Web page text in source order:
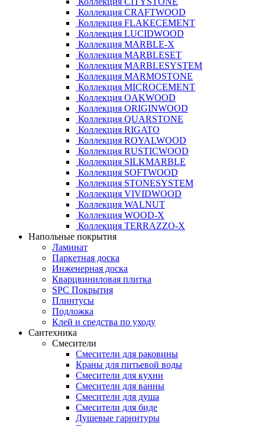
Коллекция CRAFTWOOD
Коллекция FLAKECEMENT
Коллекция LUCIDWOOD
Коллекция MARBLE-X
Коллекция MARBLESET
Коллекция MARBLESYSTEM
Коллекция MARMOSTONE
Коллекция MICROCEMENT
Коллекция OAKWOOD
Коллекция ORIGINWOOD
Коллекция QUARSTONE
Коллекция RIGATO
Коллекция ROYALWOOD
Коллекция RUSTICWOOD
Коллекция SILKMARBLE
Коллекция SOFTWOOD
Коллекция STONESYSTEM
Коллекция VIVIDWOOD
Коллекция WALNUT
Коллекция WOOD-X
Коллекция ТЕRRАZZO-X
Напольные покрытия
Ламинат
Паркетная доска
Инженерная доска
Кварцвиниловая плитка
SPC Покрытия
Плинтусы
Подложка
Клей и средства по уходу
Сантехника
Смесители
Смесители для раковины
Краны для питьевой воды
Смесители для кухни
Смесители для ванны
Смесители для душа
Смесители для биде
Душевые гарнитуры